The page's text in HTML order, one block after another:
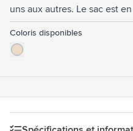
uns aux autres. Le sac est
combiné à du jute solide et
coton. Capacité env. 8 litres.
Coloris disponibles